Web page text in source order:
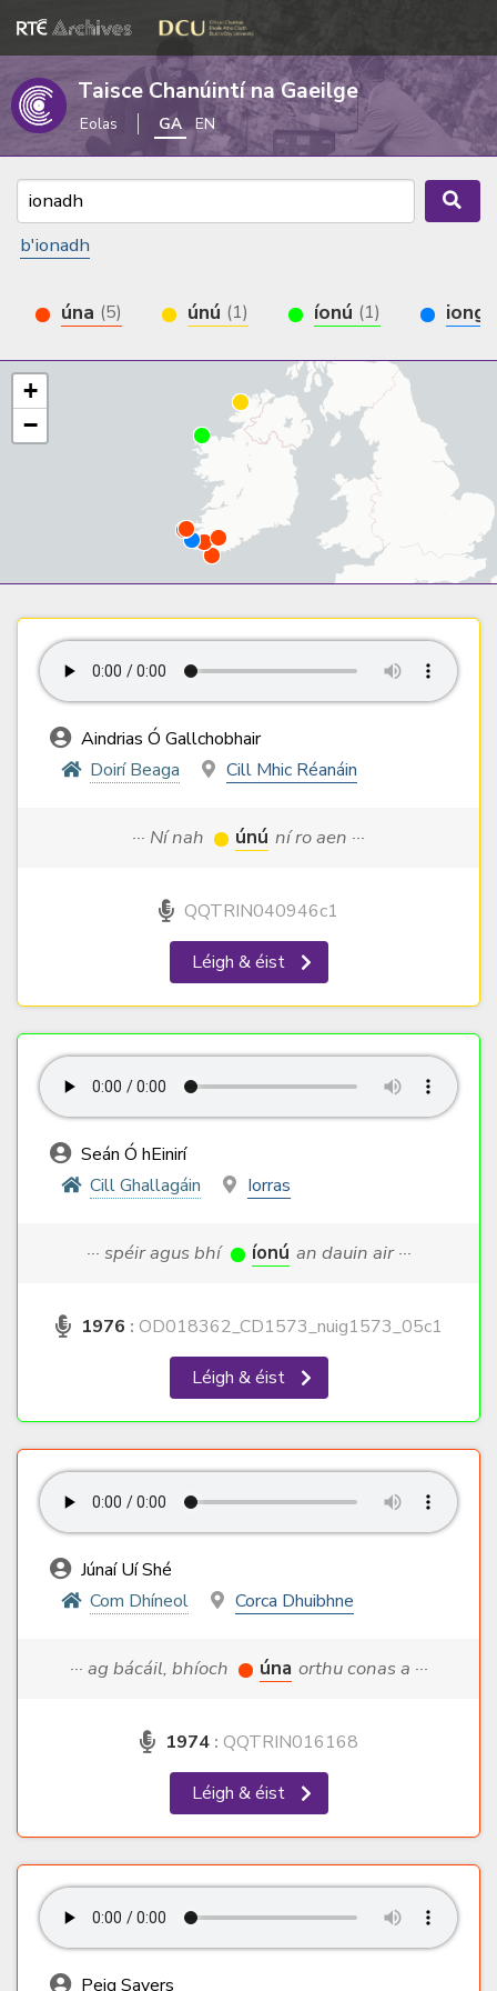
Taisce Chanúintí na Gaeilge
Eolas GA EN
b'ionadh
úna (5) únú (1) íonú (1)
+
−
Aindrias Ó Gallchobhair
Doirí Beaga
Cill Mhic Réanáin
··· Ní nah únú ní ro aen ···
QQTRIN040946c1
Léigh & éist
Seán Ó hEinirí
Cill Ghallagáin
Iorras
··· spéir agus bhí íonú an dauin air ···
1976 : OD018362_CD1573_nuig1573_05c1
Léigh & éist
Júnaí Uí Shé
Com Dhíneol
Corca Dhuibhne
··· ag bácáil, bhíoch úna orthu conas a ···
1974 : QQTRIN016168
Léigh & éist
Peig Sayers